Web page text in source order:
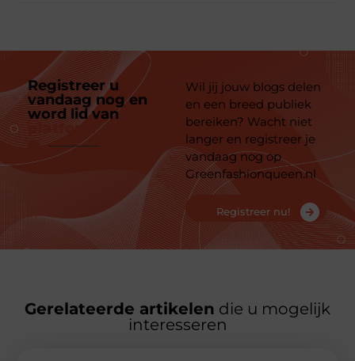
Registreer u
vandaag nog en
word lid van
platform
Wil jij jouw blogs delen
en een breed publiek
bereiken? Wacht niet
langer en registreer je
vandaag nog op
Greenfashionqueen.nl
Registreer nu!
Gerelateerde artikelen die u mogelijk
interesseren